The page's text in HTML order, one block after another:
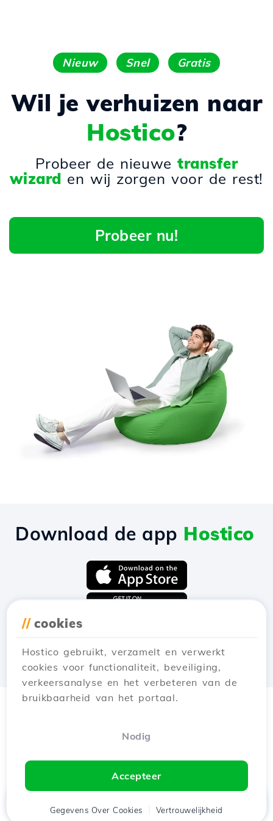
Nieuw Snel Gratis
Wil je verhuizen naar
Hostico?
Probeer de nieuwetransfer
wizard en wij zorgen voor de rest!
Probeer nu!
// cookies
Hostico gebruikt, verzamelt en verwerkt
cookies voor functionaliteit, beveiliging,
verkeersanalyse en het verbeteren van de
bruikbaarheid van het portaal.
Nodig
Accepteer
Gegevens Over Cookies Vertrouwelijkheid
Cliënt
Winkelwagen
Chat
Download de app Hostico